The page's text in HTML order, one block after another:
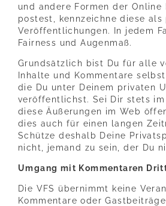
und andere Formen der Online
postest, kennzeichne diese als
Veröffentlichungen. In jedem
Fairness und Augenmaß.
Grundsätzlich bist Du für alle
Inhalte und Kommentare
die Du unter Deinem privaten
veröffentlichst. Sei Dir stets im
diese Äußerungen im Web
dies auch für einen langen
Schütze deshalb Deine
nicht, jemand zu sein, der Du
Umgang mit Kommentaren
Die VFS übernimmt keine
Kommentare oder